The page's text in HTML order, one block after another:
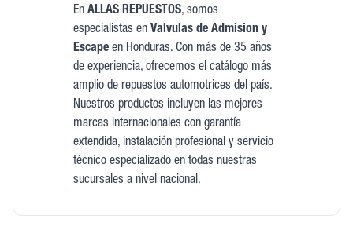
En ALLAS REPUESTOS, somos
especialistas en Valvulas de Admision y
Escapeen Honduras. Con más de 35 años
de experiencia, ofrecemos el catálogo más
amplio de repuestos automotrices del país.
Nuestros productos incluyen las mejores
marcas internacionales con garantía
extendida, instalación profesional y servicio
técnico especializado en todas nuestras
sucursales a nivel nacional.